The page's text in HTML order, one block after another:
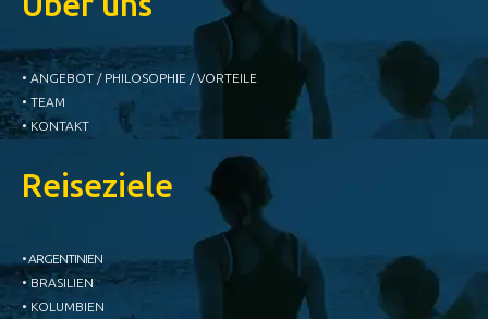
• ANGEBOT / PHILOSOPHIE / VORTEILE
• TEAM
• KONTAKT
Reiseziele
• ARGENTINIEN
• BRASILIEN
• KOLUMBIEN